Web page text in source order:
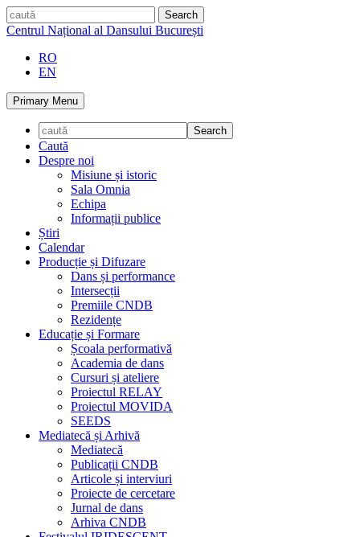
Skip
to
caută
Centrul Național al Dansului București
RO
EN
Primary Menu
Caută
Despre noi
Misiune și istoric
Sala Omnia
Echipa
Informații publice
Știri
Calendar
Producție și Difuzare
Dans și performance
Intersecții
Premiile CNDB
Rezidențe
Educație și Formare
Școala performativă
Academia de dans
Cursuri și ateliere
Proiectul RELAY
Proiectul MOVIDA
SEEDS
Mediatecă și Arhivă
Mediatecă
Publicații CNDB
Articole și interviuri
Proiecte de cercetare
Jurnal de dans
Arhiva CNDB